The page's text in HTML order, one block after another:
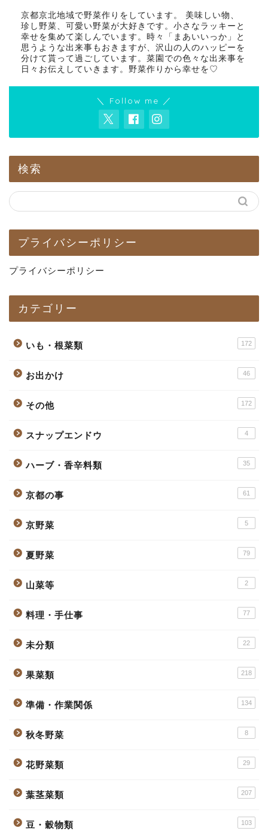
京都京北地域で野菜作りをしています。 美味しい物、
珍し野菜、可愛い野菜が大好きです。小さなラッキーと
幸せを集めて楽しんでいます。時々「まあいいっか」と
思うような出来事もおきますが、沢山の人のハッピーを
分けて貰って過ごしています。菜園での色々な出来事を
日々お伝えしていきます。野菜作りから幸せを♡
＼ Follow me ／
検索
プライバシーポリシー
プライバシーポリシー
カテゴリー
いも・根菜類 172
お出かけ 46
その他 172
スナップエンドウ 4
ハーブ・香辛料類 35
京都の事 61
京野菜 5
夏野菜 79
山菜等 2
料理・手仕事 77
未分類 22
果菜類 218
準備・作業関係 134
秋冬野菜 8
花野菜類 29
葉茎菜類 207
豆・穀物類 103